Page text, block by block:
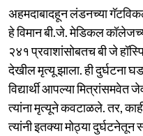
अहमदाबादहून लंडनच्या
हे विमान बी.जे. मेडिकल
२४१ प्रवाशांसोबतच बी जे
देखील मृत्यू झाला. ही दुर्घटना
विद्यार्थी आपल्या मित्रांसमवेत
त्यांना मृत्यूने कवटाळले. तर,
त्यांनी इतक्या मोठ्या